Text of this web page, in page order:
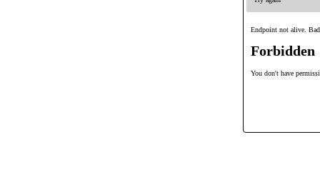
Endpoint not alive.
Forbidden
You don't have